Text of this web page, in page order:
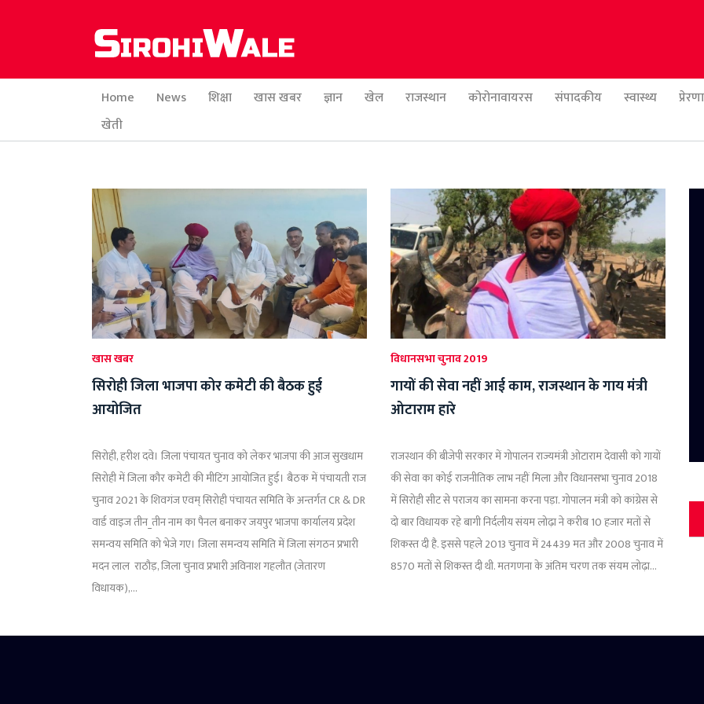
Home News शिक्षा खास खबर ज्ञान खेल राजस्थान कोरोनावायरस संपादकीय स्वास्थ्य
खेती
खास खबर
सिरोही जिला भाजपा कोर कमेटी की बैठक हुई
आयोजित
सिरोही, हरीश दवे। जिला पंचायत चुनाव को लेकर भाजपा की आज सुखधाम
सिरोही में जिला कौर कमेटी की मीटिंग आयोजित हुई। बैठक में पंचायती राज
चुनाव 2021 के शिवगंज एवम् सिरोही पंचायत समिति के अन्तर्गत CR & DR
वार्ड वाइज तीन_तीन नाम का पैनल बनाकर जयपुर भाजपा कार्यालय प्रदेश
समन्वय समिति को भेजे गए। जिला समन्वय समिति में जिला संगठन प्रभारी
मदन लाल राठौड़, जिला चुनाव प्रभारी अविनाश गहलौत (जेतारण
विधायक),...
विधानसभा चुनाव 2019
गायों की सेवा नहीं आई काम, राजस्थान के गाय मंत्री
ओटाराम हारे
राजस्थान की बीजेपी सरकार में गोपालन राज्यमंत्री ओटाराम देवासी को गायों
की सेवा का कोई राजनीतिक लाभ नहीं मिला और विधानसभा चुनाव 2018
में सिरोही सीट से पराजय का सामना करना पड़ा. गोपालन मंत्री को कांग्रेस से
दो बार विधायक रहे बागी निर्दलीय संयम लोढ़ा ने करीब 10 हजार मतों से
शिकस्त दी है. इससे पहले 2013 चुनाव में 24439 मत और 2008 चुनाव में
8570 मतों से शिकस्त दी थी. मतगणना के अंतिम चरण तक संयम लोढ़ा...